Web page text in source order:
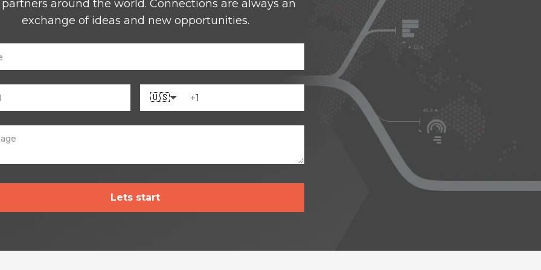
around the world. Connections are always an
exchange of ideas and new opportunities.
🇺🇸
Lets start